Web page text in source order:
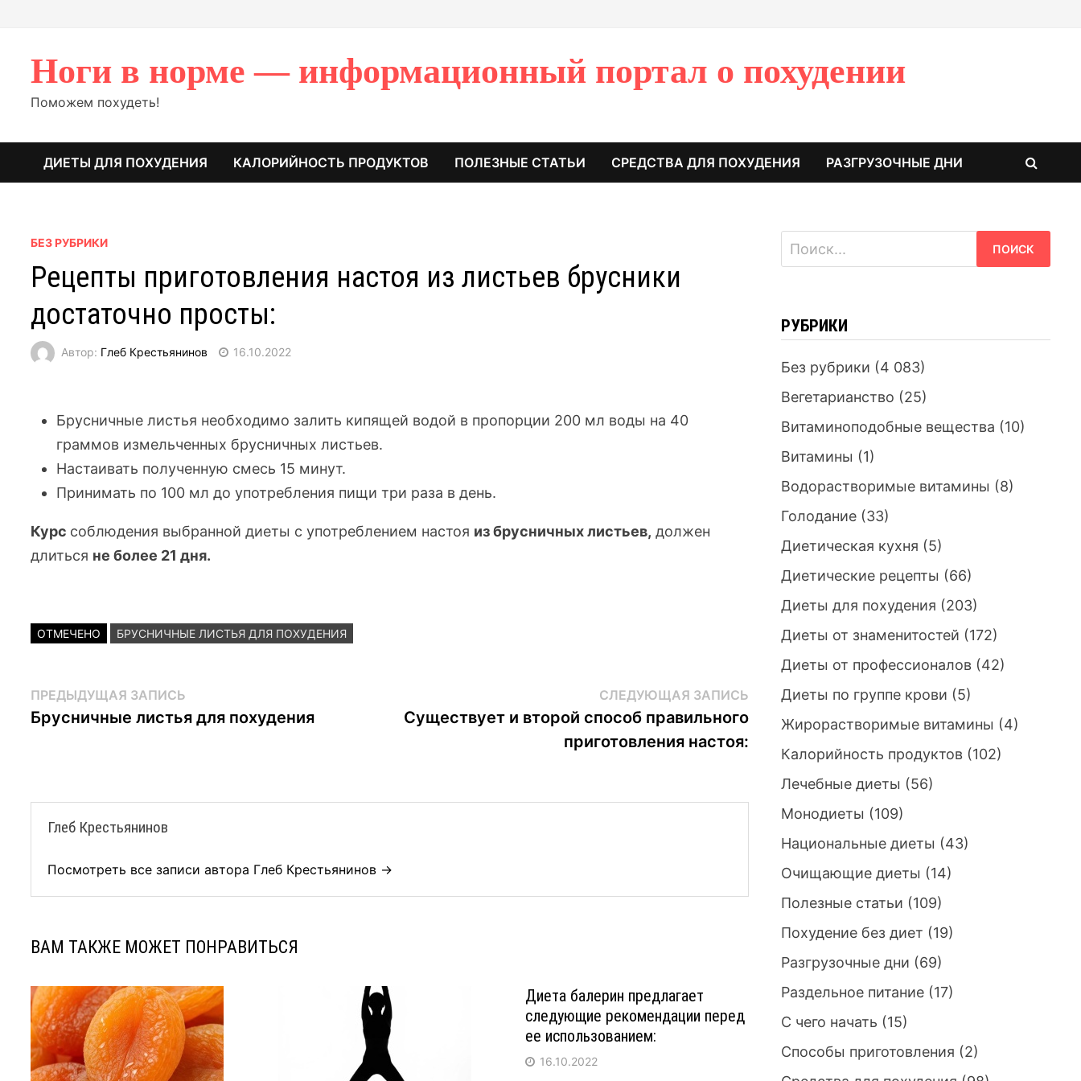
Ноги в норме — информационный портал о похудении
Поможем похудеть!
ДИЕТЫ ДЛЯ ПОХУДЕНИЯ КАЛОРИЙНОСТЬ ПРОДУКТОВ ПОЛЕЗНЫЕ СТАТЬИ СРЕДСТВА ДЛЯ ПОХУДЕНИЯ РАЗГРУЗОЧНЫЕ ДНИ
БЕЗ РУБРИКИ
Рецепты приготовления настоя из листьев брусники
достаточно просты:
Автор: Глеб Крестьянинов 16.10.2022
Брусничные листья необходимо залить кипящей водой в пропорции 200 мл воды на 40
граммов измельченных брусничных листьев.
Настаивать полученную смесь 15 минут.
Принимать по 100 мл до употребления пищи три раза в день.
Курс соблюдения выбранной диеты с употреблением настоя из брусничных листьев, должен
длиться не более 21 дня.
ОТМЕЧЕНО БРУСНИЧНЫЕ ЛИСТЬЯ ДЛЯ ПОХУДЕНИЯ
Навигация
по
ПРЕДЫДУЩАЯ ЗАПИСЬ
запись:
Брусничные листья для похудения
СЛЕДУЮЩАЯ ЗАПИСЬСледующая
запись:
Существует и второй способ правильного
приготовления настоя:
Глеб Крестьянинов
Посмотреть все записи автора Глеб Крестьянинов →
ВАМ ТАКЖЕ МОЖЕТ ПОНРАВИТЬСЯ
Диета балерин предлагает
следующие рекомендации перед
ее использованием:
16.10.2022
Найти:
РУБРИКИ
Без рубрики (4 083)
Вегетарианство (25)
Витаминоподобные вещества (10)
Витамины (1)
Водорастворимые витамины (8)
Голодание(33)
Диетическая кухня (5)
Диетические рецепты (66)
Диеты для похудения (203)
Диеты от знаменитостей (172)
Диеты от профессионалов(42)
Диеты по группе крови (5)
Жирорастворимые витамины (4)
Калорийность продуктов(102)
Лечебные диеты (56)
Монодиеты (109)
Национальные диеты (43)
Очищающие диеты (14)
Полезные статьи (109)
Похудение без диет (19)
Разгрузочные дни (69)
Раздельное питание(17)
С чего начать (15)
Способы приготовления (2)